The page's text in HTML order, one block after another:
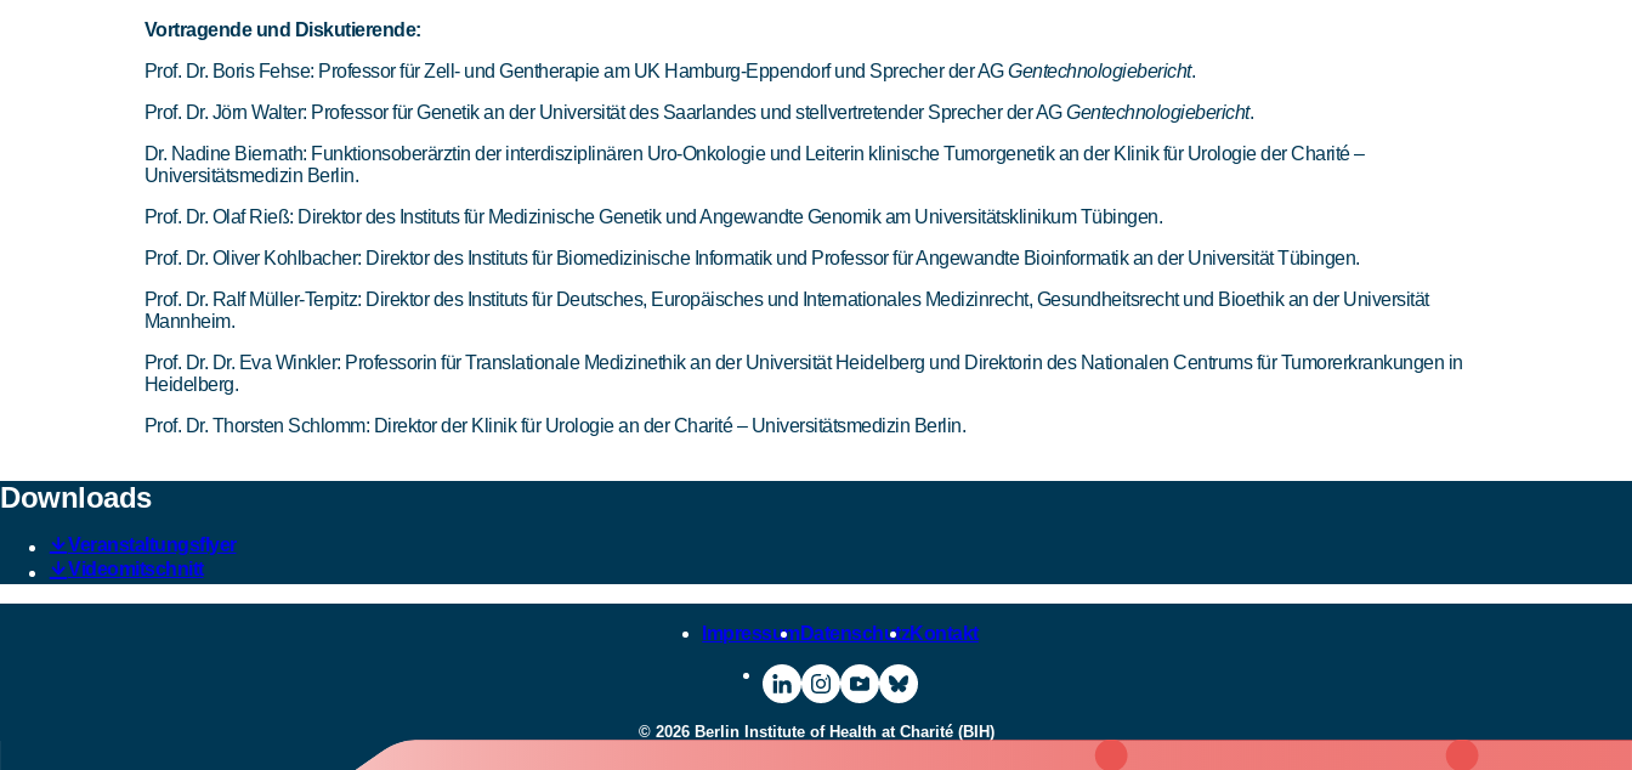
Vortragende und Diskutierende:
Prof. Dr. Boris Fehse: Professor für Zell- und Gentherapie am UK Hamburg-Eppendorf und Sprecher der AGGentechnologiebericht.
Prof. Dr. Jörn Walter: Professor für Genetik an der Universität des Saarlandes und stellvertretender Sprecher der AGGentechnologiebericht.
Dr. Nadine Biernath: Funktionsoberärztin der interdisziplinären Uro-Onkologie und Leiterin klinische Tumorgenetik an der Klinik für Urologie der Charité –
Universitätsmedizin Berlin.
Prof. Dr. Olaf Rieß: Direktor des Instituts für Medizinische Genetik und Angewandte Genomik am Universitätsklinikum Tübingen.
Prof. Dr. Oliver Kohlbacher: Direktor des Instituts für Biomedizinische Informatik und Professor für Angewandte Bioinformatik an der Universität Tübingen.
Prof. Dr. Ralf Müller-Terpitz: Direktor des Instituts für Deutsches, Europäisches und Internationales Medizinrecht, Gesundheitsrecht und Bioethik an der Universität
Mannheim.
Prof. Dr. Dr. Eva Winkler: Professorin für Translationale Medizinethik an der Universität Heidelberg und Direktorin des Nationalen Centrums für Tumorerkrankungen in
Heidelberg.
Prof. Dr. Thorsten Schlomm: Direktor der Klinik für Urologie an der Charité – Universitätsmedizin Berlin.
Downloads
Veranstaltungsflyer
Videomitschnitt
ImpressumDatenschutzKontakt
Zur
LinkedIn-
Seite
Zur
Instagram-
Seite
Zum
YouTube-
Channel
Zum
Bluesky-
Channel
© 2026 Berlin Institute of Health at Charité (BIH)